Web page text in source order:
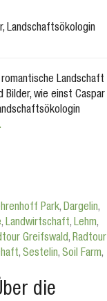
Landschaftsökologin
romantische Landschaft
Bilder, wie einst Caspar
Park, Dargelin,
, Landwirtschaft, Lehm,
Greifswald, Radtour
, Sestelin, Soil Farm,
die